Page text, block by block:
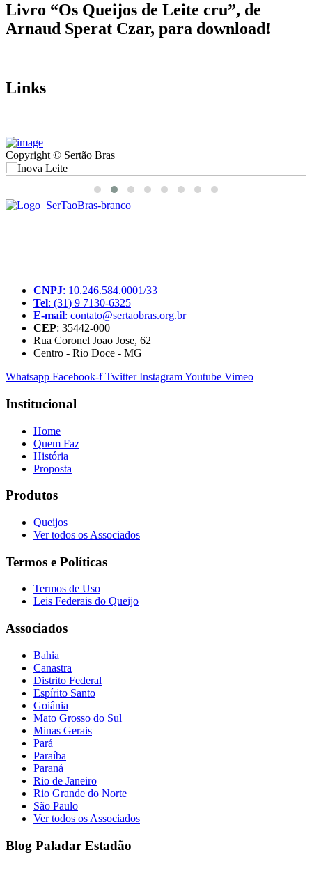
Livro “Os Queijos de Leite cru”, de
Arnaud Sperat Czar, para download!
Links
Copyright © Sertão Bras
CNPJ: 10.246.584.0001/33
Tel: (31) 9 7130-6325
E-mail: contato@sertaobras.org.br
CEP: 35442-000
Rua Coronel Joao Jose, 62
Centro - Rio Doce - MG
Whatsapp Facebook-f Twitter InstagramYoutube Vimeo
Institucional
Home
Quem Faz
História
Proposta
Produtos
Queijos
Ver todos os Associados
Termos e Políticas
Termos de Uso
Leis Federais do Queijo
Associados
Bahia
Canastra
Distrito Federal
Espírito Santo
Goiânia
Mato Grosso do Sul
Minas Gerais
Pará
Paraíba
Paraná
Rio de Janeiro
Rio Grande do Norte
São Paulo
Ver todos os Associados
Blog Paladar Estadão